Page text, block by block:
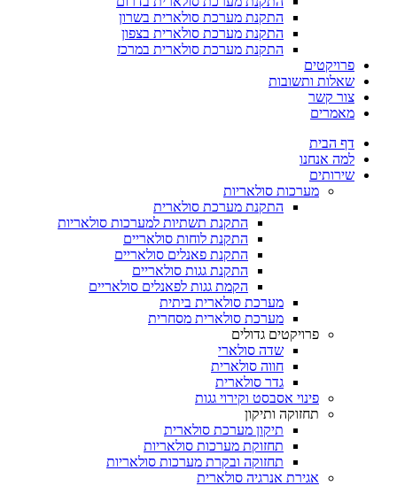
התקנת מערכת סולארית בשרון
התקנת מערכת סולארית בצפון
התקנת מערכת סולארית במרכז
פרויקטים
שאלות ותשובות
צור קשר
מאמרים
דף הבית
למה אנחנו
שירותים
מערכות סולאריות
התקנת מערכת סולארית
התקנת תשתיות למערכות סולאריות
התקנת לוחות סולאריים
התקנת פאנלים סולאריים
התקנת גגות סולאריים
הקמת גגות לפאנלים סולאריים
מערכת סולארית ביתית
מערכת סולארית מסחרית
פרויקטים גדולים
שדה סולארי
חווה סולארית
גדר סולארית
פינוי אסבסט וקירוי גגות
תחזוקה ותיקון
תיקון מערכת סולארית
תחזוקת מערכות סולאריות
תחזוקה ובקרת מערכות סולאריות
אגירת אנרגיה סולארית